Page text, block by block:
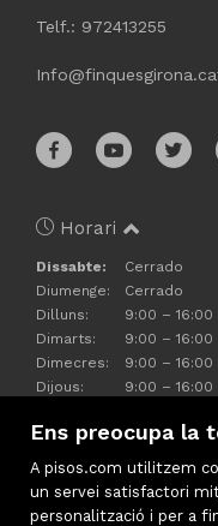
Ens preocupa la
A pisos.com utilitzem
un servei satisfactori
personalització i per a
Telf.: 972413255
Horari
Dissabte:
Cerrado
Diumenge:
Cerrado
Dilluns:
9:00 – 16:00
Dimarts:
9:00 – 16:00
Dimecres:
9:00 – 16:00
Dijous:
9:00 – 16:00